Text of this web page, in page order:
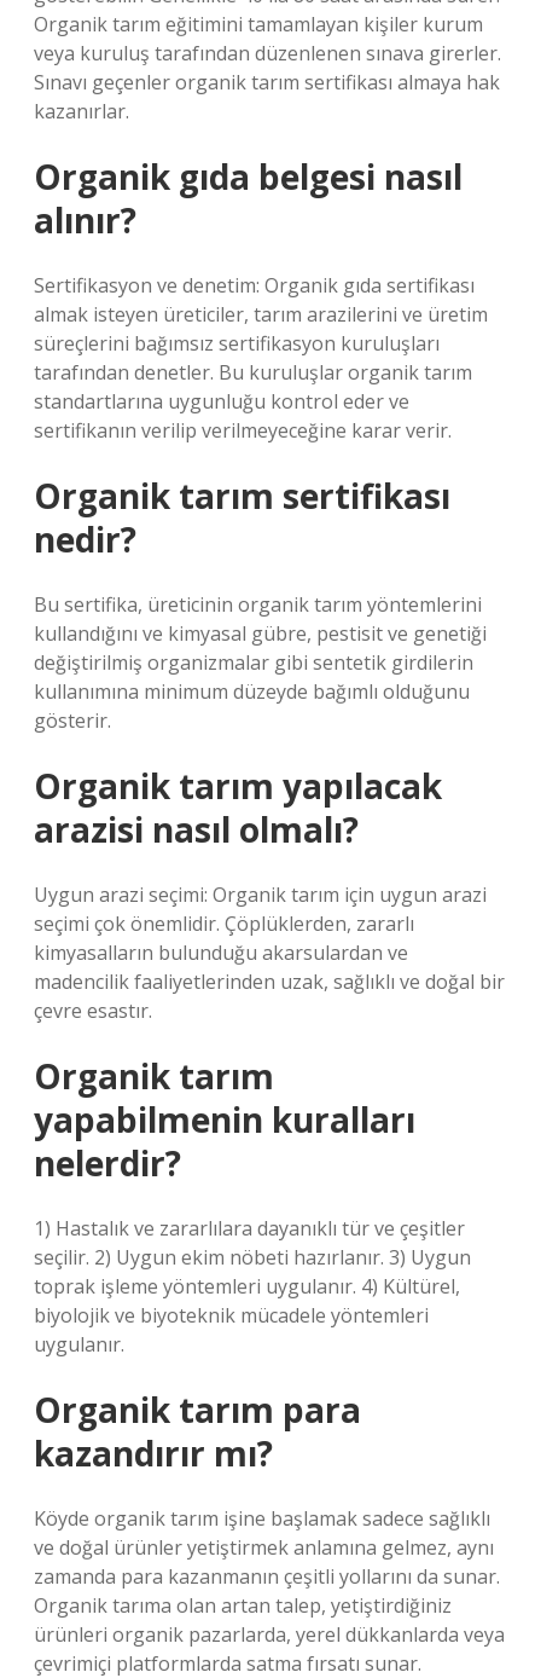
Organik tarım eğitimini tamamlayan kişiler kurum
veya kuruluş tarafından düzenlenen sınava girerler.
Sınavı geçenler organik tarım sertifikası almaya hak
kazanırlar.
Organik gıda belgesi nasıl
alınır?
Sertifikasyon ve denetim: Organik gıda sertifikası
almak isteyen üreticiler, tarım arazilerini ve üretim
süreçlerini bağımsız sertifikasyon kuruluşları
tarafından denetler. Bu kuruluşlar organik tarım
standartlarına uygunluğu kontrol eder ve
sertifikanın verilip verilmeyeceğine karar verir.
Organik tarım sertifikası
nedir?
Bu sertifika, üreticinin organik tarım yöntemlerini
kullandığını ve kimyasal gübre, pestisit ve genetiği
değiştirilmiş organizmalar gibi sentetik girdilerin
kullanımına minimum düzeyde bağımlı olduğunu
gösterir.
Organik tarım yapılacak
arazisi nasıl olmalı?
Uygun arazi seçimi: Organik tarım için uygun arazi
seçimi çok önemlidir. Çöplüklerden, zararlı
kimyasalların bulunduğu akarsulardan ve
madencilik faaliyetlerinden uzak, sağlıklı ve doğal bir
çevre esastır.
Organik tarım
yapabilmenin kuralları
nelerdir?
1) Hastalık ve zararlılara dayanıklı tür ve çeşitler
seçilir. 2) Uygun ekim nöbeti hazırlanır. 3) Uygun
toprak işleme yöntemleri uygulanır. 4) Kültürel,
biyolojik ve biyoteknik mücadele yöntemleri
uygulanır.
Organik tarım para
kazandırır mı?
Köyde organik tarım işine başlamak sadece sağlıklı
ve doğal ürünler yetiştirmek anlamına gelmez, aynı
zamanda para kazanmanın çeşitli yollarını da sunar.
Organik tarıma olan artan talep, yetiştirdiğiniz
ürünleri organik pazarlarda, yerel dükkanlarda veya
çevrimiçi platformlarda satma fırsatı sunar.